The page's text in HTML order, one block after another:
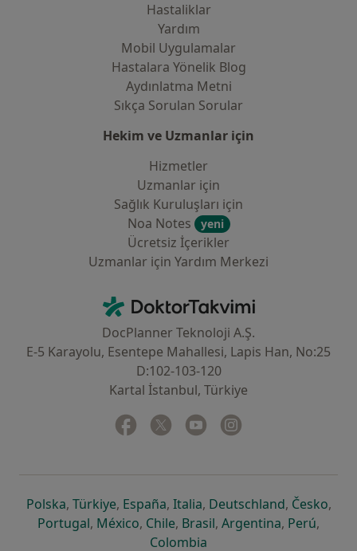
Hastaliklar
Yardım
Mobil Uygulamalar
Hastalara Yönelik Blog
Aydınlatma Metni
Sıkça Sorulan Sorular
Hekim ve Uzmanlar için
Hizmetler
Uzmanlar için
Sağlık Kuruluşları için
Noa Notes
yeni
Ücretsiz İçerikler
Uzmanlar için Yardım Merkezi
DoktorTakvimi - Ana Sayfa
DocPlanner Teknoloji A.Ş.
E-5 Karayolu, Esentepe Mahallesi, Lapis Han, No:25
D:102-103-120
Kartal İstanbul, Türkiye
Facebook
yeni bir sekmede açılır
Twitter
yeni bir sekmede açılır
Youtube
yeni bir sekmede açılır
Polskayeni bir sekmede açılır
, Türkiyeyeni bir sekmede açılır
, Españayeni bir sekmede açılır
, Italiayeni bir sekmede açılır
, Deutschlandyeni bir
, Českoyeni
,
Portugalyeni bir sekmede açılır
, Méxicoyeni bir sekmede açılır
, Chileyeni bir sekmede açılır
, Brasilyeni bir sekmede açılır
, Argentinayeni bir
, Perúyeni
,
Colombia